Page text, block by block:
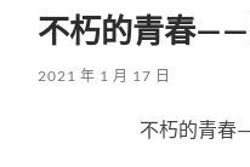
不朽的青春
2021 年 1 月 17 日
不朽的青春